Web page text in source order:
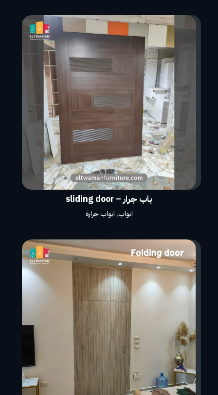
باب جرار – sliding door
ابواب, ابواب جرارة